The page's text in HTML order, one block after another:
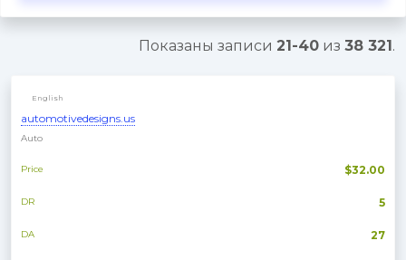
Показаны записи 21-40 из 38 321.
English
automotivedesigns.us
Auto
$32.00
Price
5
DR
27
DA